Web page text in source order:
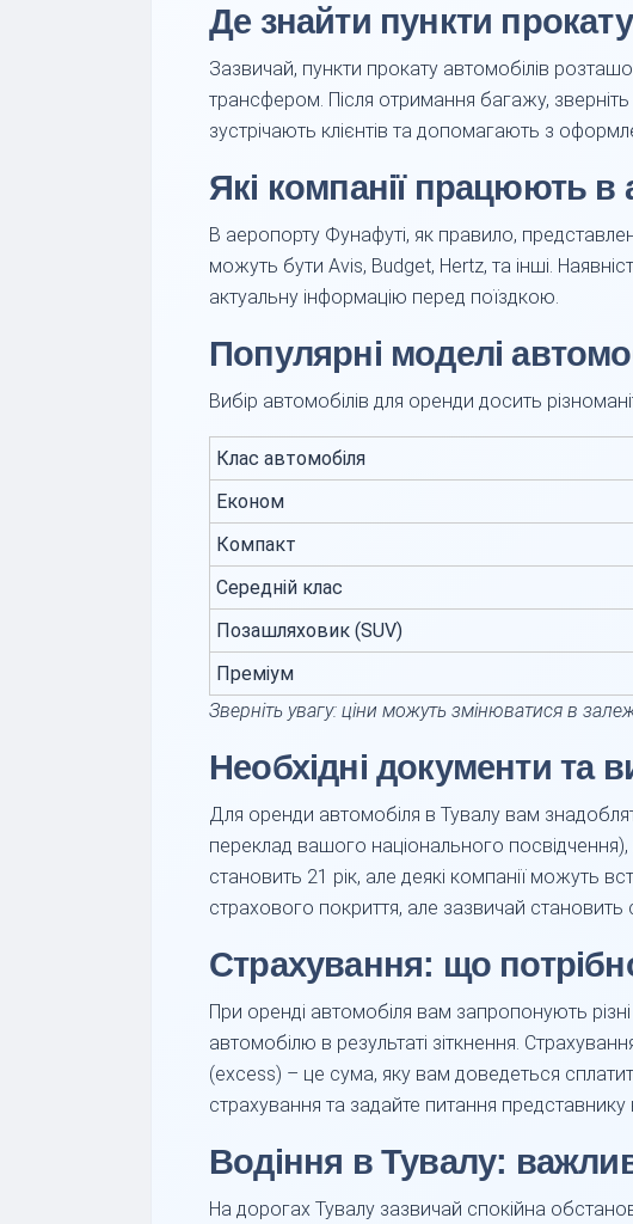
Де знайти пункти прокату
Зазвичай, пункти прокату автомобілів
трансфером. Після отримання багажу,
зустрічають клієнтів та допомагають з
Які компанії працюють
В аеропорту Фунафуті, як правило,
можуть бути Avis, Budget, Hertz, та інші.
актуальну інформацію перед поїздкою.
Популярні моделі
Вибір автомобілів для оренди досить
Клас автомобіля
Економ
Компакт
Середній клас
Позашляховик (SUV)
Преміум
Зверніть увагу: ціни можуть змінюватися в
Необхідні документи та
Для оренди автомобіля в Тувалу вам
переклад вашого національного посвідчення),
становить 21 рік, але деякі компанії можуть
страхового покриття, але зазвичай
Страхування: що
При оренді автомобіля вам запропонують
автомобілю в результаті зіткнення.
(excess) – це сума, яку вам доведеться
страхування та задайте питання
Водіння в Тувалу:
На дорогах Тувалу зазвичай спокійна